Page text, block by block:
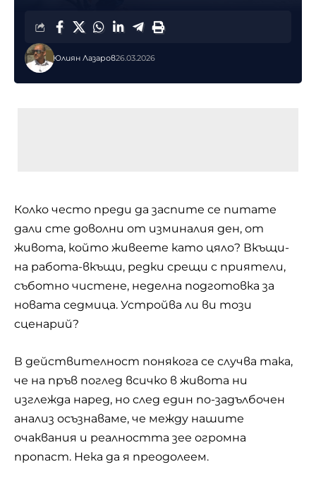
Юлиян Лазаров26.03.2026
Колко често преди да заспите се питате
дали сте доволни от изминалия ден, от
живота, който живеете като цяло? Вкъщи-
на работа-вкъщи, редки срещи с приятели,
съботно чистене, неделна подготовка за
новата седмица. Устройва ли ви този
сценарий?
В действителност понякога се случва така,
че на пръв поглед всичко в живота ни
изглежда наред, но след един по-задълбочен
анализ осъзнаваме, че между нашите
очаквания и реалността зее огромна
пропаст. Нека да я преодолеем.